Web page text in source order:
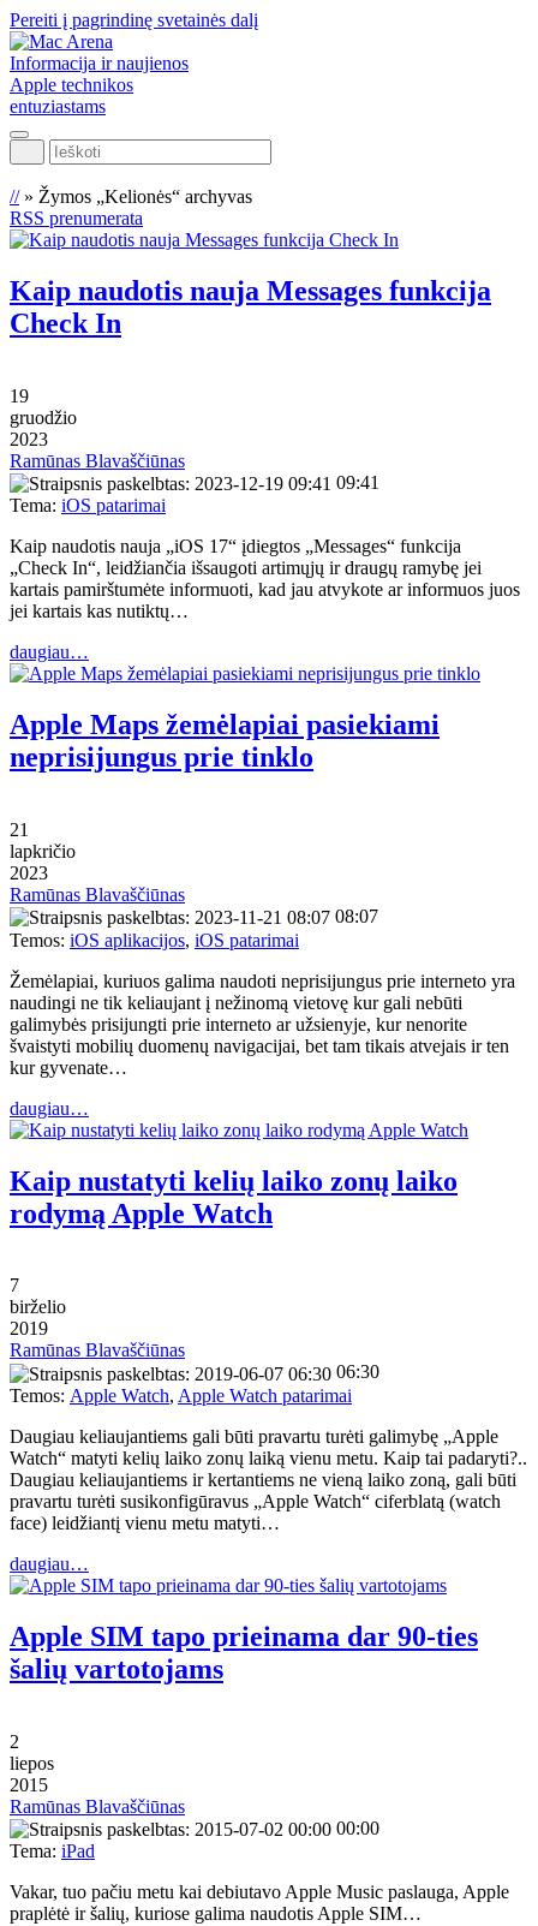
Pereiti į pagrindinę svetainės dalį
Informacija ir naujienos
Apple technikos
entuziastams
Ieškoti
//» Žymos „Kelionės“ archyvas
RSS prenumerata
Kaip naudotis nauja Messages funkcija
Check In
19
gruodžio
2023
Ramūnas Blavaščiūnas
09:41
Tema: iOS patarimai
Kaip naudotis nauja „iOS 17“ įdiegtos „Messages“ funkcija
„Check In“, leidžiančia išsaugoti artimųjų ir draugų ramybę jei
kartais pamirštumėte informuoti, kad jau atvykote ar informuos juos
jei kartais kas nutiktų…
daugiau…
Apple Maps žemėlapiai pasiekiami
neprisijungus prie tinklo
21
lapkričio
2023
Ramūnas Blavaščiūnas
08:07
Temos: iOS aplikacijos, iOS patarimai
Žemėlapiai, kuriuos galima naudoti neprisijungus prie interneto yra
naudingi ne tik keliaujant į nežinomą vietovę kur gali nebūti
galimybės prisijungti prie interneto ar užsienyje, kur nenorite
švaistyti mobilių duomenų navigacijai, bet tam tikais atvejais ir ten
kur gyvenate…
daugiau…
Kaip nustatyti kelių laiko zonų laiko
rodymą Apple Watch
7
birželio
2019
Ramūnas Blavaščiūnas
06:30
Temos: Apple Watch, Apple Watch patarimai
Daugiau keliaujantiems gali būti pravartu turėti galimybę „Apple
Watch“ matyti kelių laiko zonų laiką vienu metu. Kaip tai padaryti?..
Daugiau keliaujantiems ir kertantiems ne vieną laiko zoną, gali būti
pravartu turėti susikonfigūravus „Apple Watch“ ciferblatą (watch
face) leidžiantį vienu metu matyti…
daugiau…
Apple SIM tapo prieinama dar 90-ties
šalių vartotojams
2
liepos
2015
Ramūnas Blavaščiūnas
00:00
Tema: iPad
Vakar, tuo pačiu metu kai debiutavo Apple Music paslauga, Apple
praplėtė ir šalių, kuriose galima naudotis Apple SIM…